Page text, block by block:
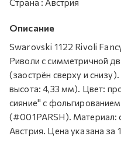
Страна : Австрия
Описание
Swarovski 1122 Rivoli
Риволи с симметричной
(заострён сверху и
высота: 4,33 мм). Цвет:
сияние" с
(#001PARSH). Материал:
Австрия. Цена указана за